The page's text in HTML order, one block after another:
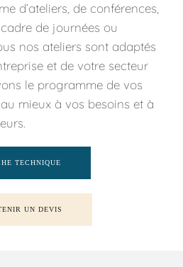
d’ateliers, de conférences,
de journées ou
nos ateliers sont adaptés
et de votre secteur
le programme de vos
mieux à vos besoins et à
TECHNIQUE
UN DEVIS